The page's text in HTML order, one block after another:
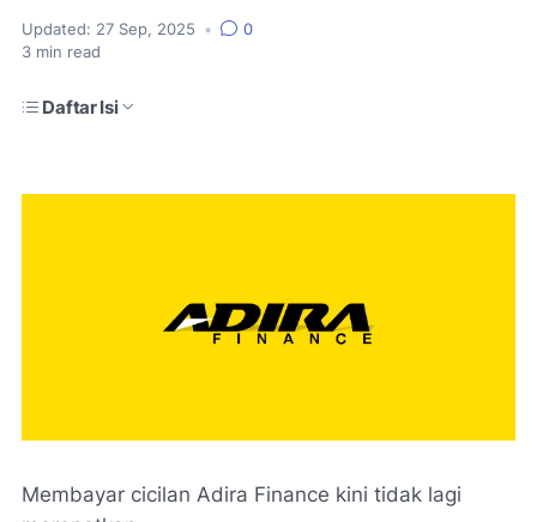
Updated: 27 Sep, 2025 •
0
3 min read
Daftar Isi
Membayar cicilan Adira Finance kini tidak lagi